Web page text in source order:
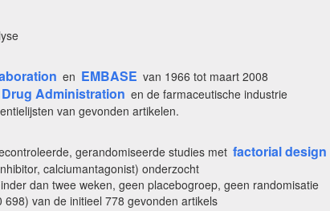
en EMBASE van 1966 tot maart 2008
Administration en de farmaceutische industrie
van gevonden artikelen.
gerandomiseerde studies met factorial design
calciumantagonist) onderzocht
dan twee weken, geen placebogroep, geen randomisatie
698) van de initieel 778 gevonden artikels